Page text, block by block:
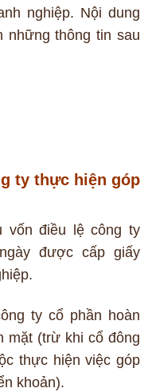
nghiệp. Nội dung
những thông tin sau
ty thực hiện góp
vốn điều lệ công ty
được cấp giấy
ty cổ phần hoàn
mặt (trừ khi cổ đông
thực hiện việc góp
khoản).